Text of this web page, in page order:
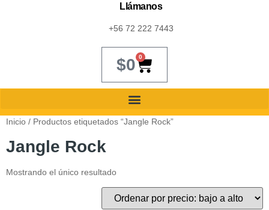
Llámanos
+56 72 222 7443
$0 0
Inicio / Productos etiquetados “Jangle Rock”
Jangle Rock
Mostrando el único resultado